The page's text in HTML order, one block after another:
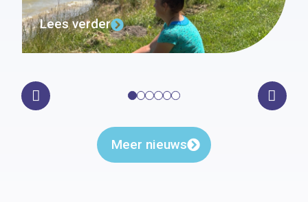
Lees verder
Meer nieuws